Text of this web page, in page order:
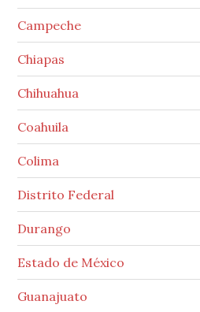
Campeche
Chiapas
Chihuahua
Coahuila
Colima
Distrito Federal
Durango
Estado de México
Guanajuato